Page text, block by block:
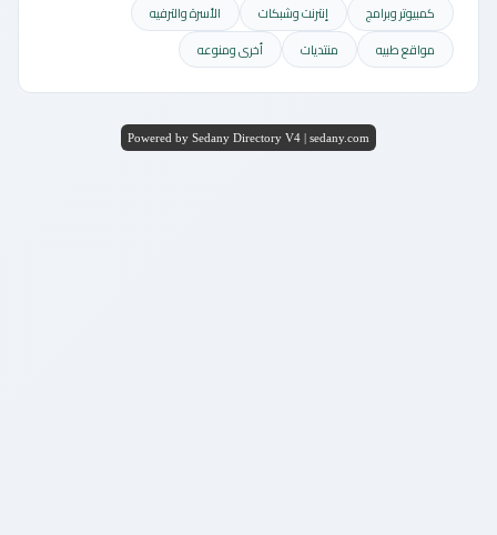
كمبيوتر وبرامج
إنترنت وشبكات
الأسرة والترفيه
مواقع طبيه
منتديات أخرى ومنوعه
Powered by Sedany Directory V4 | sedany.com